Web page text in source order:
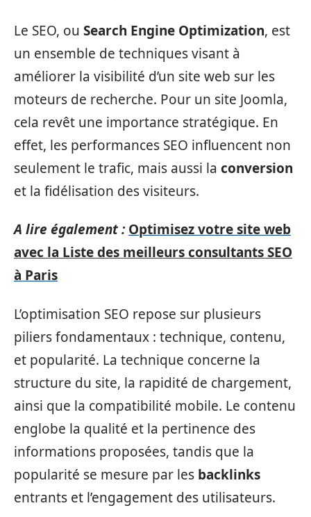
Le SEO, ou Search Engine Optimization, est
un ensemble de techniques visant à
améliorer la visibilité d’un site web sur les
moteurs de recherche. Pour un site Joomla,
cela revêt une importance stratégique. En
effet, les performances SEO influencent non
seulement le trafic, mais aussi la conversion
et la fidélisation des visiteurs.
A lire également : Optimisez votre site web
avec la Liste des meilleurs consultants SEO
à Paris
L’optimisation SEO repose sur plusieurs
piliers fondamentaux : technique, contenu,
et popularité. La technique concerne la
structure du site, la rapidité de chargement,
ainsi que la compatibilité mobile. Le contenu
englobe la qualité et la pertinence des
informations proposées, tandis que la
popularité se mesure par les backlinks
entrants et l’engagement des utilisateurs.